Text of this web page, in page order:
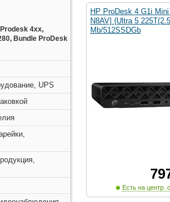
4xx,
Bundle ProDesk
UPS
HP ProDesk 4 G1i
N8AV] {Ultra 5
Mb/512SSDGb
Есть на центр.